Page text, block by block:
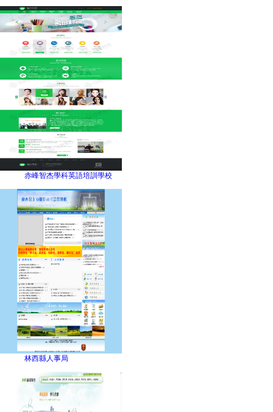
赤峰智杰學科英語培訓學校
林西縣人事局